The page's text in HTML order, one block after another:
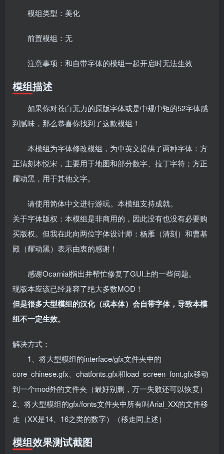
模组类型：美化
前置模组：无
注意事项：和自带字体的模组一起开启时无法生效
模组描述
如果你对苍白无力的原版字体或是中规中矩的52字体感
到腻味，那么恭喜你找到了这款模组！
本模组为字体修改模组，为中英文提供了两种字体：方
正清刻本悦宋，主要用于地图和部分数字、拉丁字符；方正
耀动黑，用于其他文字。
请使用简体中文进行游玩。本模组支持成就。
关于字体版权：本模组是非商用的，因此没有也没有必要购
买版权。但我在此向两位字体设计师：杨雁（清刻）和曹基
殿（耀动黑）表示由衷的感谢！
感谢Ocarnial指出并帮忙修复了GUI上的一些问题。
现版本应该已经兼容了绝大多数MOD！
但是很多大型模组的汉化（或本体）会自带字体，导致本模
组不一定生效。
解决方式：
1、将大型模组的interface/gfx文件夹中的
core_chinese.gfx、chatfonts.gfx和load_screen_font.gfx移动
到一个mod外的文件夹（最好别删，万一失败还可以恢复）
2、将大型模组的gfx/fonts文件夹中所有叫Arial_XX的文件移
走（XX是14、16之类的数字）（移走同上述）
模组效果测试截图